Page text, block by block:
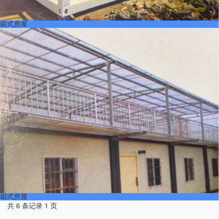
箱式房屋
箱式房屋
共 6 条记录 1 页